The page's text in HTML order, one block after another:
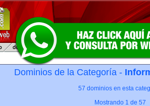
Dominios de la Categoría -
57 dominios en esta
Mostrando 1 de 57